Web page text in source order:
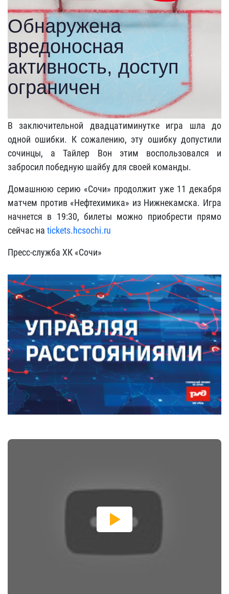
В заключительной двадцатиминутке игра шла до
одной ошибки. К сожалению, эту ошибку допустили
сочинцы, а Тайлер Вон этим воспользовался и
забросил победную шайбу для своей команды.
Домашнюю серию «Сочи» продолжит уже 11 декабря
матчем против «Нефтехимика» из Нижнекамска. Игра
начнется в 19:30, билеты можно приобрести прямо
сейчас на tickets.hcsochi.ru
Пресс-служба ХК «Сочи»